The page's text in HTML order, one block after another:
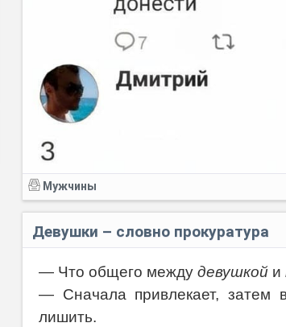
Мужчины
Девушки – словно прокуратура
— Что общего между девушкой и
— Сначала привлекает, затем
лишить.